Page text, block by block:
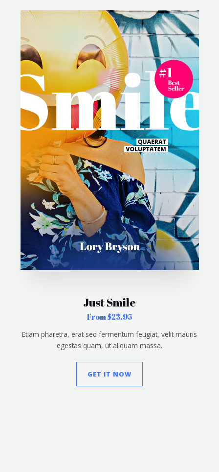
Just Smile
From $23.95
Etiam pharetra, erat sed fermentum feugiat, velit mauris
egestas quam, ut aliquam massa.
GET IT NOW